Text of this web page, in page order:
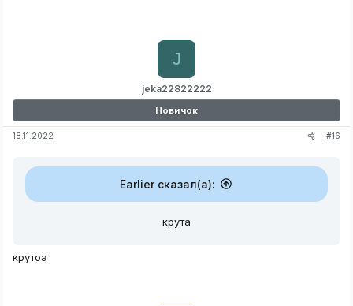
jeka22822222
J
Новичок
18.11.2022 #16
Earlier сказал(а):
крута
крутоа